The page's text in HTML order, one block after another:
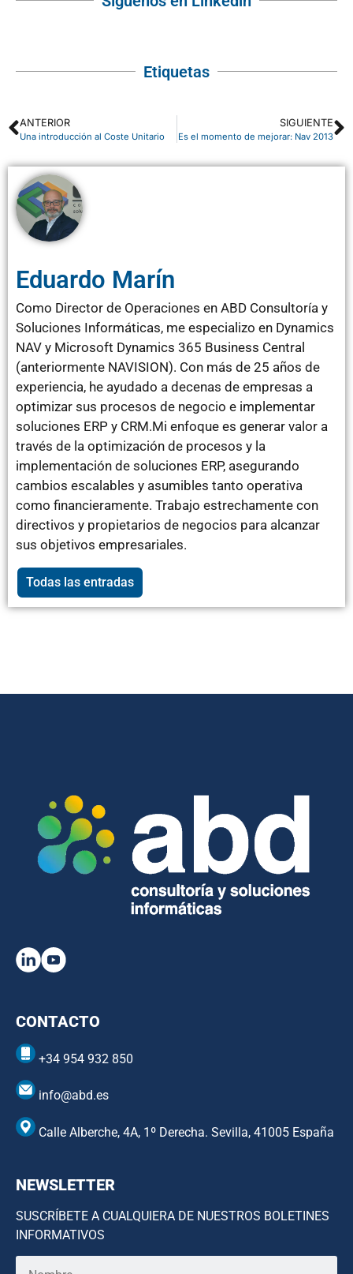
Etiquetas
ANTERIOR
Una introducción al Coste Unitario
SIGUIENTE
Es el momento de mejorar: Nav 2013
Eduardo Marín
Como Director de Operaciones en ABD Consultoría y
Soluciones Informáticas, me especializo en Dynamics
NAV y Microsoft Dynamics 365 Business Central
(anteriormente NAVISION). Con más de 25 años de
experiencia, he ayudado a decenas de empresas a
optimizar sus procesos de negocio e implementar
soluciones ERP y CRM.Mi enfoque es generar valor a
través de la optimización de procesos y la
implementación de soluciones ERP, asegurando
cambios escalables y asumibles tanto operativa
como financieramente. Trabajo estrechamente con
directivos y propietarios de negocios para alcanzar
sus objetivos empresariales.
Todas las entradas
CONTACTO
+34 954 932 850
info@abd.es
Calle Alberche, 4A, 1º Derecha. Sevilla, 41005 España
NEWSLETTER
SUSCRÍBETE A CUALQUIERA DE NUESTROS BOLETINES
INFORMATIVOS